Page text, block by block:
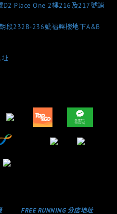
D2 Place One 2樓216及217號舖
段232B-236號福興樓地下A&B
FREE RUNNING 分店地址